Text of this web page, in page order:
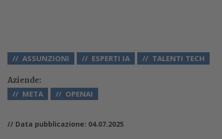
ASSUNZIONI ESPERTI IA TALENTI TECH
Aziende:
META OPENAI
// Data pubblicazione: 04.07.2025